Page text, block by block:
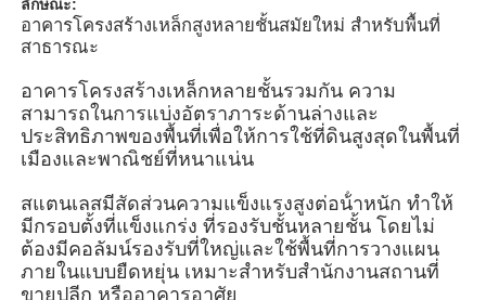
บ้าน
ผลิตภัณฑ์
วิดีโอ
ลักษณะ:
อาคารโครงสร้างเหล็กสูงหลายชั้นสมัยใหม่ สําหรับพื้นที่
สาธารณะ
อาคารโครงสร้างเหล็กหลายชั้นรวมกัน ความ
สามารถในการแบ่งอัตราภาระด้านล่างและ
ประสิทธิภาพของพื้นที่เพื่อให้การใช้ที่ดินสูงสุดในพื้นที่
เมืองและพาณิชย์ที่หนาแน่น
สแตนเลสมีสัดส่วนความแข็งแรงสูงต่อน้ําหนัก ทําให้
มีกรอบตั้งที่แข็งแกร่ง ที่รองรับชั้นหลายชั้น โดยไม่
ต้องมีคอลัมน์รองรับที่ใหญ่และใช้พื้นที่การวางแผน
ภายในแบบยืดหยุ่น เหมาะสําหรับสํานักงานสถานที่
ขายปลีก หรืออาคารอาศัย